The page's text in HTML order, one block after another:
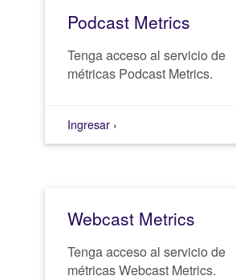
Podcast Metrics
Tenga acceso al servicio de
métricas Podcast Metrics.
Ingresar ›
Webcast Metrics
Tenga acceso al servicio de
métricas Webcast Metrics.